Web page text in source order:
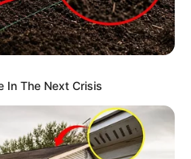
In The Next Crisis